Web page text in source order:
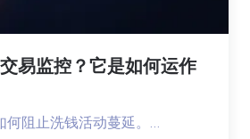
易监控？它是如何运作
何阻止洗钱活动蔓延。…